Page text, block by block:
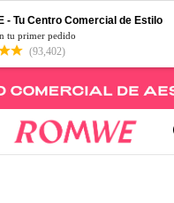
- Tu Centro Comercial de Estilo
tu primer pedido
(93,402)